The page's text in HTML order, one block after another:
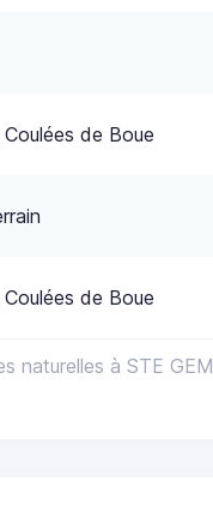
naturelles à STE
de Boue
de Boue